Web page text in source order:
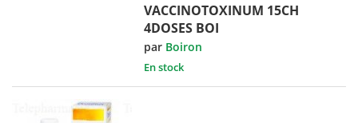
VACCINOTOXINUM 15CH
4DOSES BOI
par Boiron
En stock